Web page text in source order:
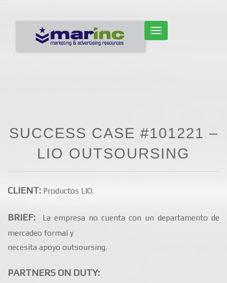
CAMBIAR NAVEGACIÓN
SUCCESS CASE #101221 –
LIO OUTSOURSING
CLIENT: Productos LIO.
BRIEF:
La empresa no cuenta con un departamento de
mercadeo formal y
necesita apoyo outsoursing.
PARTNERS ON DUTY: